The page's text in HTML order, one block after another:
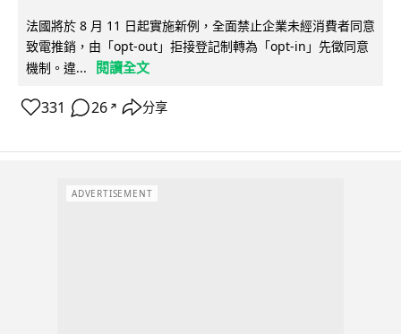
法國將於 8 月 11 日起實施新例，全面禁止企業未經消費者同意
致電推銷，由「opt-out」拒接登記制轉為「opt-in」先徵同意
機制。違...
閱讀全文
331 26 ↗ 分享
ADVERTISEMENT